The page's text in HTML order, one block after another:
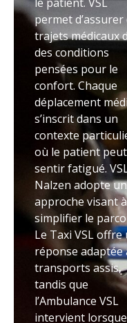
le patient. VSL
permet d’assurer
trajets médicaux
des conditions
pensées pour le
confort. Chaque
déplacement
s’inscrit dans un
contexte
où le patient
sentir fatigué.
Nalzen adopte
approche visant à
simplifier le
Le Taxi VSL offre
réponse adaptée
transports assis,
tandis que
l’Ambulance VSL
intervient lorsque